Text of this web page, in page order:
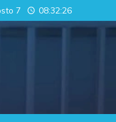
7 08:32:27